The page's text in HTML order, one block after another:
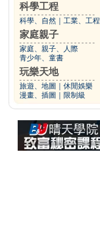
科學工程
科學、自然 工業、工程
家庭親子
家庭、親子、人際
青少年、童書
玩樂天地
旅遊、地圖
休閒娛樂
漫畫、插圖
限制級